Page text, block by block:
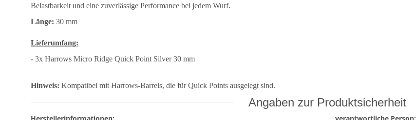
Belastbarkeit und eine zuverlässige Performance bei jedem Wurf.
Länge: 30 mm
Lieferumfang:
- 3x Harrows Micro Ridge Quick Point Silver 30 mm
Hinweis: Kompatibel mit Harrows-Barrels, die für Quick Points ausgelegt sind.
Angaben zur Produktsicherheit